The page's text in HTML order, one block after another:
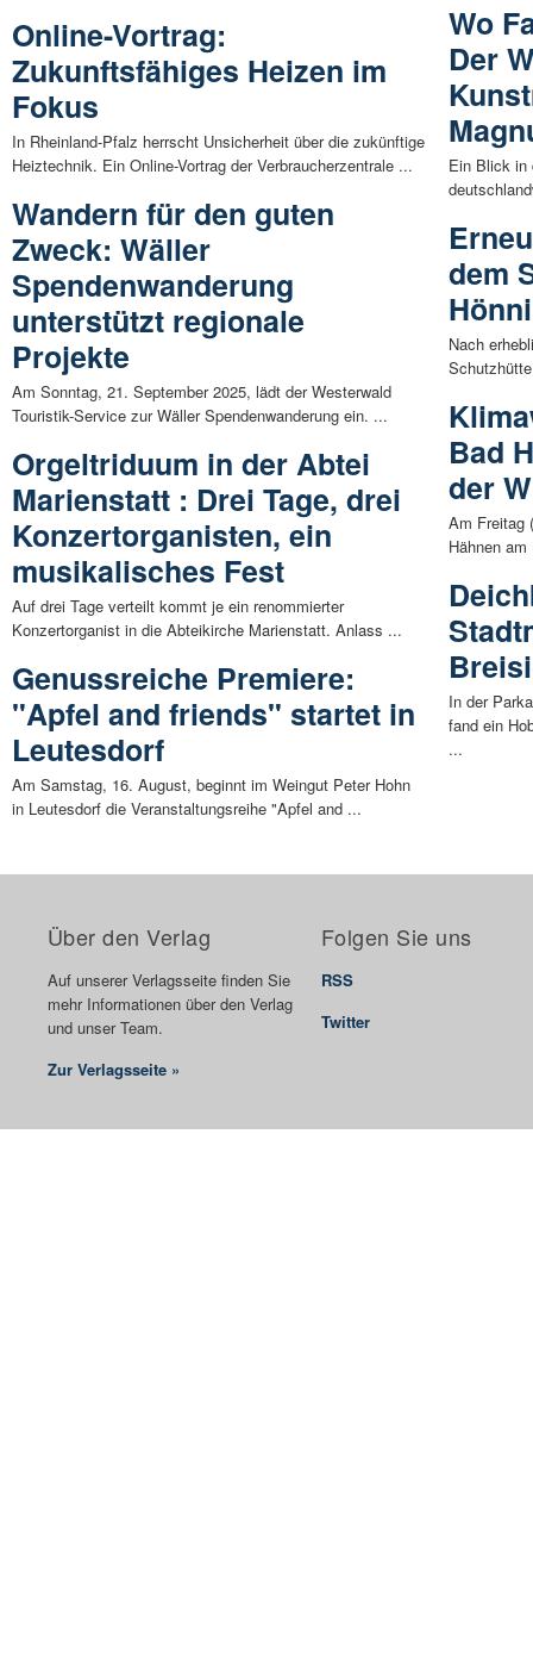
Online-Vortrag:
Zukunftsfähiges Heizen im
Fokus
In Rheinland-Pfalz herrscht Unsicherheit über die zukünftige
Heiztechnik. Ein Online-Vortrag der Verbraucherzentrale ...
Wandern für den guten
Zweck: Wäller
Spendenwanderung
unterstützt regionale
Projekte
Am Sonntag, 21. September 2025, lädt der Westerwald
Touristik-Service zur Wäller Spendenwanderung ein. ...
Orgeltriduum in der Abtei
Marienstatt : Drei Tage, drei
Konzertorganisten, ein
musikalisches Fest
Auf drei Tage verteilt kommt je ein renommierter
Konzertorganist in die Abteikirche Marienstatt. Anlass ...
Genussreiche Premiere:
"Apfel and friends" startet in
Leutesdorf
Am Samstag, 16. August, beginnt im Weingut Peter Hohn
in Leutesdorf die Veranstaltungsreihe "Apfel and ...
Wo
Der
Ein Blick in
dem
Nach
Bad
der
Am Freitag
Hähnen
In der
fand ein
...
Über den Verlag
Auf unserer Verlagsseite finden Sie
mehr Informationen über den Verlag
und unser Team.
Zur Verlagsseite »
Folgen Sie uns
RSS
Twitter